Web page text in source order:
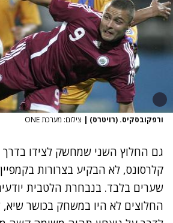
ורפקובסקיס. (רויטרס) | צילום: מערכת ONE
גם החלוץ השני שמחשק לצידו בדרך
קלרסונס, לא הבקיע בצרורות
שערים בלבד. בנבחרת הלטבית
החלוצים לא היו במשחק בכושר